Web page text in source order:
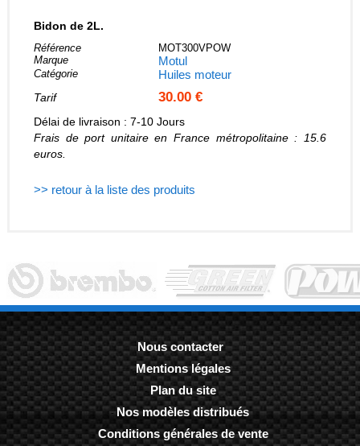
Bidon de 2L.
Référence
MOT300VPOW
Marque
Motul
Catégorie Huiles moteur
Tarif 30.00 €
Délai de livraison : 7-10 Jours
Frais de port unitaire en France métropolitaine : 15.6
euros.
>> retour à la liste des produits
Nous contacter
-Mentions légales
-Plan du site
-Nos modèles distribués
-Conditions générales de vente